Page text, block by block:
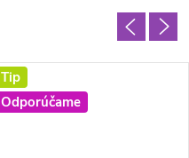
Tip
Odporúčame